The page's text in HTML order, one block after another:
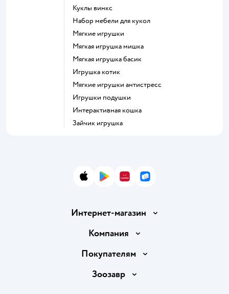
Куклы винкс
Набор мебели для кукол
Мягкие игрушки
Мягкая игрушка мишка
Мягкая игрушка басик
Игрушка котик
Мягкие игрушки антистресс
Игрушки подушки
Интерактивная кошка
Зайчик игрушка
App StoreGoogle Play
AppGallery
RuStore
Интернет-магазин
Доставка и оплата
Обмен и возврат товара
Правила продажи
Компания
О компании
Инвесторам
Покупателям
Бонусные карты
Зоозавр